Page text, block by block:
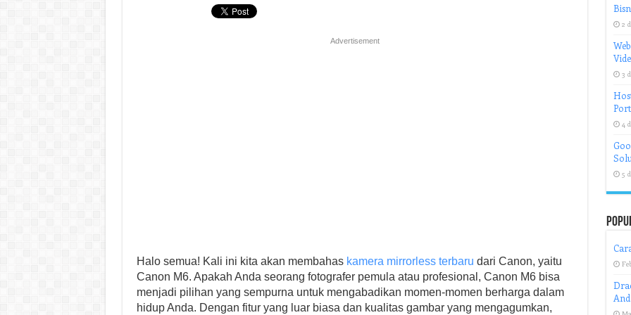
Advertisement
Halo semua! Kali ini kita akan membahas kamera mirrorless terbaru dari Canon, yaitu
Canon M6. Apakah Anda seorang fotografer pemula atau profesional, Canon M6 bisa
menjadi pilihan yang sempurna untuk mengabadikan momen-momen berharga dalam
hidup Anda. Dengan fitur yang luar biasa dan kualitas gambar yang mengagumkan,
2
3
4
5